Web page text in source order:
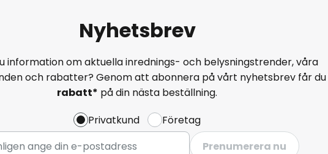
Nyhetsbrev
information om aktuella inrednings- och belysningstrender, våra
och rabatter? Genom att abonnera på vårt nyhetsbrev får du
rabatt* på din nästa beställning.
Privatkund
Företag
Prenumerera nu